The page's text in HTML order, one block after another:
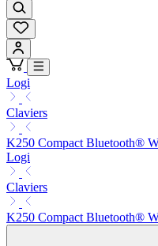
Logi
Claviers
K250 Compact Bluetooth®
Logi
Claviers
K250 Compact Bluetooth®